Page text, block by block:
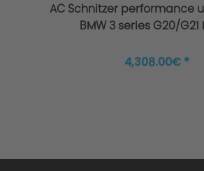
AC Schnitzer performance
BMW 3 series G20/G21
4,308.00€ *